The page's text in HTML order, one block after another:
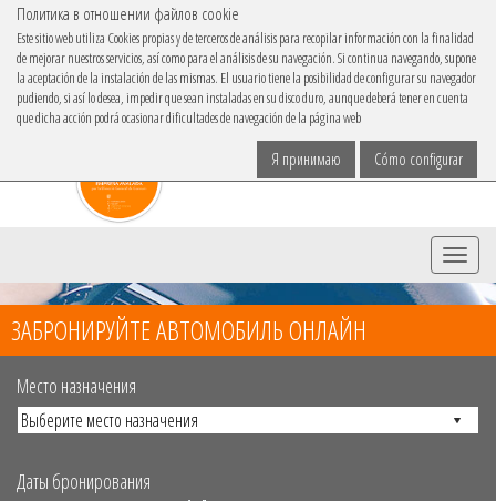
Политика в отношении файлов cookie
Este sitio web utiliza Cookies propias y de terceros de análisis para recopilar información con la finalidad
de mejorar nuestros servicios, así como para el análisis de su navegación. Si continua navegando, supone
la aceptación de la instalación de las mismas. El usuario tiene la posibilidad de configurar su navegador
pudiendo, si así lo desea, impedir que sean instaladas en su disco duro, aunque deberá tener en cuenta
que dicha acción podrá ocasionar dificultades de navegación de la página web
Cómo configurar
Я принимаю
IBACAR В
язык
Menu
ЗАБРОНИРУЙТЕ АВТОМОБИЛЬ ОНЛАЙН
Место назначения
Даты бронирования